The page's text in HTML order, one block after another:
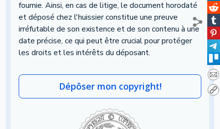
fournie. Ainsi, en cas de litige, le document horodaté
et déposé chez l'huissier constitue une preuve
irréfutable de son existence et de son contenu à une
date précise, ce qui peut être crucial pour protéger
les droits et les intérêts du déposant.
Dépôser mon copyright!